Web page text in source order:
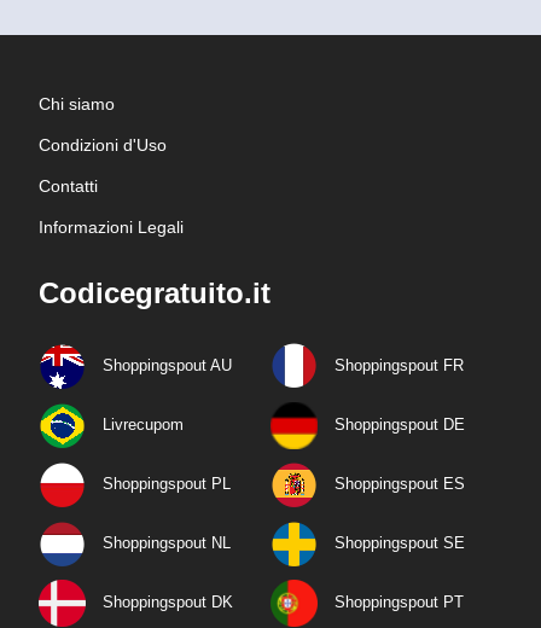
Chi siamo
Condizioni d'Uso
Contatti
Informazioni Legali
Codicegratuito.it
Shoppingspout AU Shoppingspout FR
Livrecupom Shoppingspout DE
Shoppingspout PL Shoppingspout ES
Shoppingspout NL Shoppingspout SE
Shoppingspout DK Shoppingspout PT